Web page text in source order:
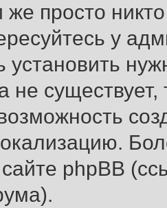
просто
у
установить
не
phpBB